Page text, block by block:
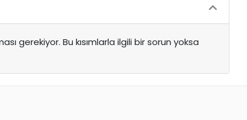
gerekiyor. Bu kısımlarla ilgili bir sorun yoksa